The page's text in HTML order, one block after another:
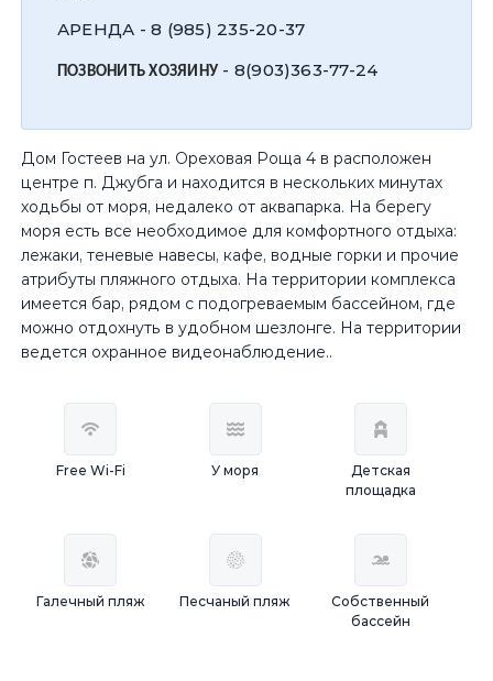
АРЕНДА - 8 (985) 235-20-37
ПОЗВОНИТЬ ХОЗЯИНУ- 8(903)363-77-24
Дом Гостеев на ул. Ореховая Роща 4 в расположен
центре п. Джубга и находится в нескольких минутах
ходьбы от моря, недалеко от аквапарка. На берегу
моря есть все необходимое для комфортного отдыха:
лежаки, теневые навесы, кафе, водные горки и прочие
атрибуты пляжного отдыха. На территории комплекса
имеется бар, рядом с подогреваемым бассейном, где
можно отдохнуть в удобном шезлонге. На территории
ведется охранное видеонаблюдение..
Free Wi-Fi У моря
Детская
площадка
Галечный пляж Песчаный пляж
Собственный
бассейн